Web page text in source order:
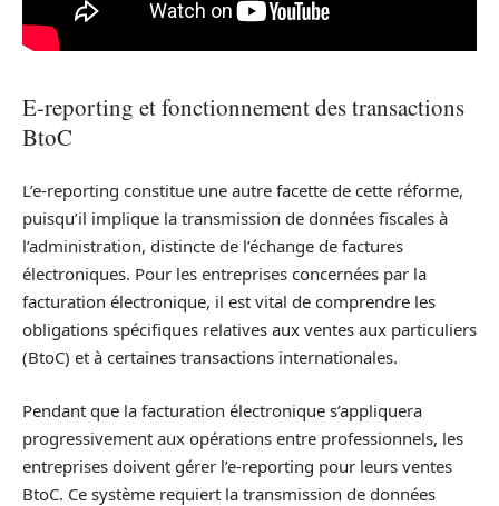
E-reporting et fonctionnement des transactions
BtoC
L’e-reporting constitue une autre facette de cette réforme,
puisqu’il implique la transmission de données fiscales à
l’administration, distincte de l’échange de factures
électroniques. Pour les entreprises concernées par la
facturation électronique, il est vital de comprendre les
obligations spécifiques relatives aux ventes aux particuliers
(BtoC) et à certaines transactions internationales.
Pendant que la facturation électronique s’appliquera
progressivement aux opérations entre professionnels, les
entreprises doivent gérer l’e-reporting pour leurs ventes
BtoC. Ce système requiert la transmission de données